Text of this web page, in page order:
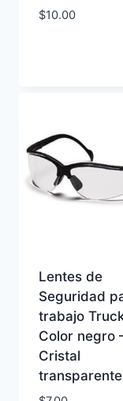
$10.00
Lentes de
Seguridad
trabajo
Color negro
Cristal
transparente